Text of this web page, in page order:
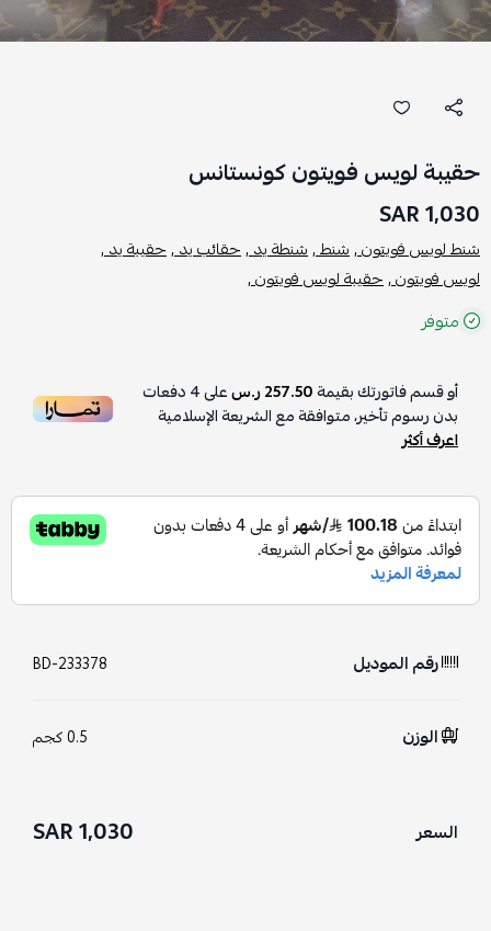
حقيبة لويس فويتون كونستانس
1,030 SAR
شنط لويس فويتون ,شنط ,شنطة يد ,حقائب يد ,حقيبة يد ,
لويس فويتون ,حقيبة لويس فويتون ,
متوفر
أو قسم فاتورتك بقيمة257.50 ر.س على4دفعات
بدون رسوم تأخير، متوافقة مع الشريعة الإسلامية
اعرف أكثر
رقم الموديل BD-233378
الوزن 0.5 كجم
السعر 1,030 SAR